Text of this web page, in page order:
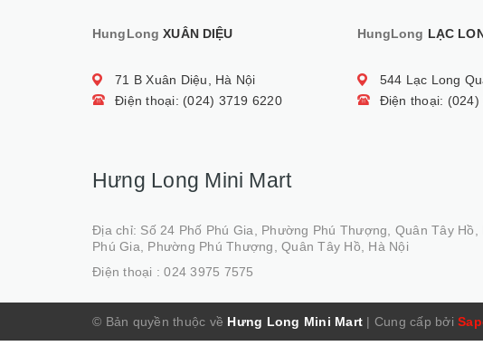
HungLong XUÂN DIỆU
71 B Xuân Diệu, Hà Nội
Điện thoại: (024) 3719 6220
HungLong LẠC
544 Lạc Long
Điện thoại: (024)
Hưng Long Mini Mart
Địa chỉ: Số 24 Phố Phú Gia, Phường Phú Thượng, Quân Tây Hồ,
Phú Gia, Phường Phú Thượng, Quân Tây Hồ, Hà Nội
Điện thoại :024 3975 7575
© Bản quyền thuộc về Hưng Long Mini Mart | Cung cấp bởi